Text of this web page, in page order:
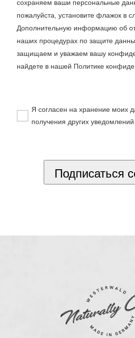
сохраняем ваши персональные
пожалуйста, установите флажок в
Дополнительную информацию об
наших процедурах по защите
защищаем и уважаем вашу
найдете в нашей Политике
Я согласен на хранение моих
получения других
Подписаться